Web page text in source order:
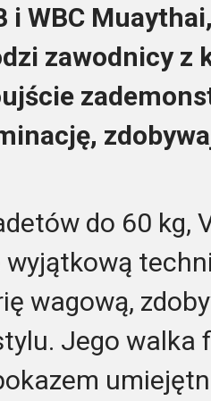
i WBC
zawodnicy z
do 60 kg,
wagową,
Jego walka